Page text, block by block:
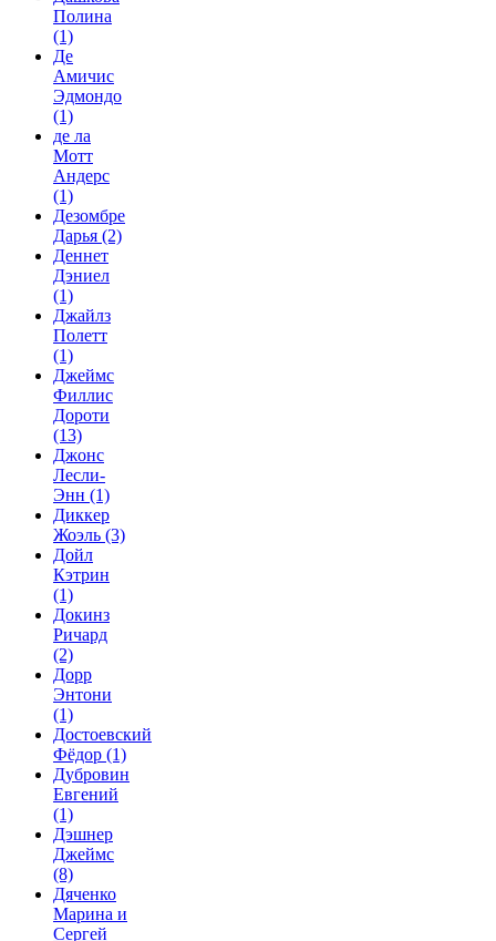
Полина
(1)
Де
Амичис
Эдмондо
(1)
де ла
Мотт
Андерс
(1)
Дезомбре
Дарья (2)
Деннет
Дэниел
(1)
Джайлз
Полетт
(1)
Джеймс
Филлис
Дороти
(13)
Джонс
Лесли-
Энн (1)
Диккер
Жоэль (3)
Дойл
Кэтрин
(1)
Докинз
Ричард
(2)
Дорр
Энтони
(1)
Достоевский
Фёдор (1)
Дубровин
Евгений
(1)
Дэшнер
Джеймс
(8)
Дяченко
Марина и
Сергей